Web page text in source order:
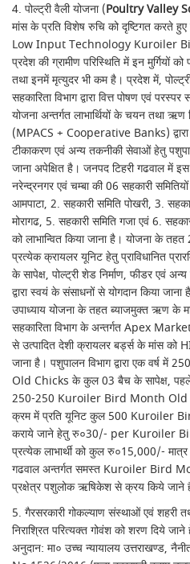
4. पोल्ट्री वैली योजना (Poultry Valley
मांस के प्रति विशेष रुचि को दृष्टिगत करते हुए
Low Input Technology Kuroiler
प्रदेश की ग्रामीण परिस्थिति में इन मुर्गियों
तथा इनमें मृत्युदर भी कम है। प्रदेश में,
सहकारिता विभाग द्वारा वित्त पोषण एवं
योजना अन्तर्गत लाभार्थियों के चयन तथा ऋण
(MPACS + Cooperative Banks)
टीकाकरण एवं अन्य तकनीकी सेवाओं हेतु
जाना अपेक्षित है। जनपद टिहरी गढवाल में
नरेन्द्रनगर एवं चम्बा की 06 सहकारी
आमपाटा, 2. सहकारी समिति पोखरी, 3.
मोरागढ, 5. सहकारी समिति गजा एवं 6.
को लाभान्वित किया जाना है। योजना के
प्रत्येक क्रायलर यूनिट हेतु प्राविधानित
के सापेक्ष, पोल्ट्री शेड निर्माण, फीडर एवं
द्वारा स्वयं के संसाधनों से योगदान किया
उपाध्याय योजना के तहत ब्याजमुक्त ऋण के
सहकारिता विभाग के अन्तर्गत Apex
से उत्पादित देशी क्रायलर बर्ड्स के मांस
जाना है। पशुपालन विभाग द्वारा एक वर्ष
Old Chicks के कुल 03 बैच के सापेक्ष,
250-250 Kuroiler Bird Month Old
क्रम में प्रति यूनिट कुल 500 Kuroiler
कराये जाने हेतु रु०30/- per Kuroiler
प्रत्येक लाभार्थी को कुल रु०15,000/-
गढवाल अन्तर्गत समस्त Kuroiler Bird
प्रक्षेत्र पशुलोक ऋषिकेश से क्रय किये जाने
5. गैरसरकारी गोकल्याण संस्थाओं एवं शहरी तथा
निराश्रित परित्यक्त गोवंश को शरण दिये
अनुदान: मा० उच्च न्यायालय उत्तराखण्ड,